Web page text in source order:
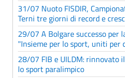
31/07 Nuoto FISDIR,
Terni tre giorni di record e
29/07 A Bolgare successo per
"Insieme per lo sport, uniti per
28/07 FIB e UILDM: rinnovato
lo sport paralimpico